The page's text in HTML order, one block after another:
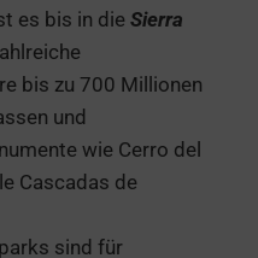
es bis in die Sierra
bis zu 700 Millionen
und
wie Cerro del
Cascadas de
sind für